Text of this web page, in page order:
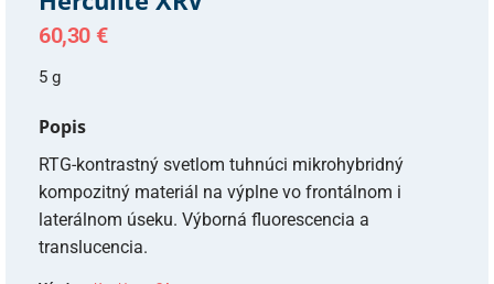
60,30 €
5 g
Popis
RTG-kontrastný svetlom tuhnúci mikrohybridný
kompozitný materiál na výplne vo frontálnom i
laterálnom úseku. Výborná fluorescencia a
translucencia.